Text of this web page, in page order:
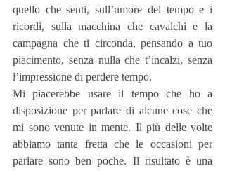
quello che senti, sull’umore del tempo e i
ricordi, sulla macchina che cavalchi e la
campagna che ti circonda, pensando a tuo
piacimento, senza nulla che t’incalzi, senza
l’impressione di perdere tempo.
Mi piacerebbe usare il tempo che ho a
disposizione per parlare di alcune cose che
mi sono venute in mente. Il più delle volte
abbiamo tanta fretta che le occasioni per
parlare sono ben poche. Il risultato è una